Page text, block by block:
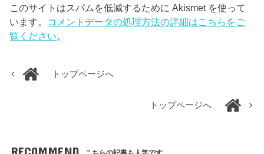
このサイトはスパムを低減するために Akismet を使って
います。 コメントデータの処理方法の詳細はこちらをご
覧ください。
トップページへ
トップページへ